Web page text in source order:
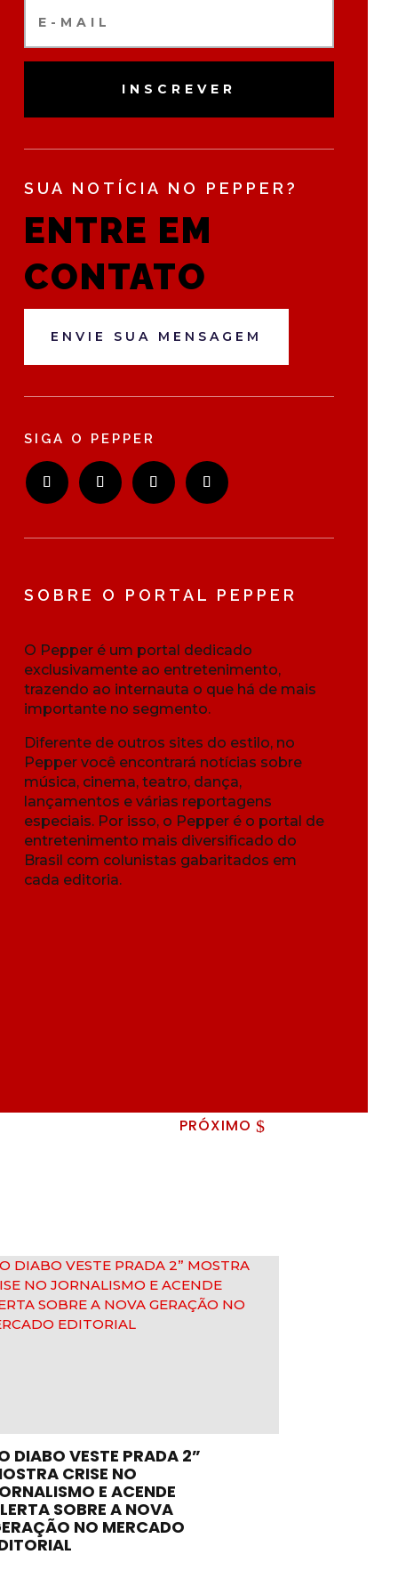
INSCREVER
SUA NOTÍCIA NO PEPPER?
ENTRE EM
CONTATO
ENVIE SUA MENSAGEM
SIGA O PEPPER
SOBRE O PORTAL PEPPER
O Pepper é um portal dedicado
exclusivamente ao entretenimento,
trazendo ao internauta o que há de mais
importante no segmento.
Diferente de outros sites do estilo, no
Pepper você encontrará notícias sobre
música, cinema, teatro, dança,
lançamentos e várias reportagens
especiais. Por isso, o Pepper é o portal de
entretenimento mais diversificado do
Brasil com colunistas gabaritados em
cada editoria.
PRÓXIMO $
DIABO VESTE PRADA 2”
CRISE NO
E ACENDE
SOBRE A NOVA
NO MERCADO